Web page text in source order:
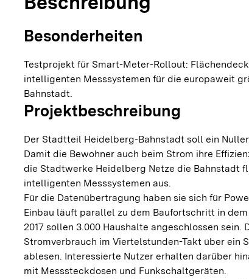
Besonderheiten
Testprojekt für Smart-Meter-Rollout:
intelligenten Messsystemen für die europaweit
Bahnstadt.
Projektbeschreibung
Der Stadtteil Heidelberg-Bahnstadt soll ein
Damit die Bewohner auch beim Strom ihre
die Stadtwerke Heidelberg Netze die Bahnstadt
intelligenten Messsystemen aus.
Für die Datenübertragung haben sie sich für
Einbau läuft parallel zu dem Baufortschritt in
2017 sollen 3.000 Haushalte angeschlossen sein.
Stromverbrauch im Viertelstunden-Takt über ein
ablesen. Interessierte Nutzer erhalten darüber
mit Messsteckdosen und Funkschaltgeräten.